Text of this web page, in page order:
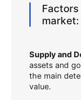
market:
Supply and
assets and
the main
value.